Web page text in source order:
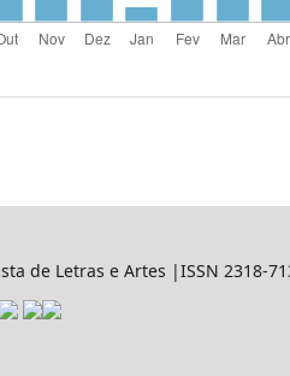
de Letras e Artes |ISSN 2318-